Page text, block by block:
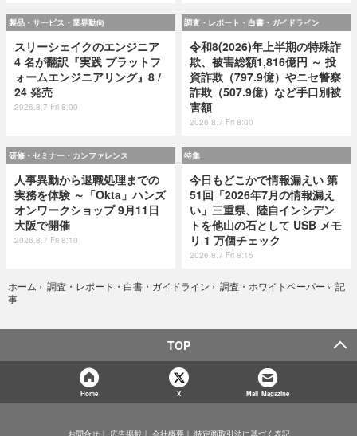
製品・サービス・業界動向
スリーシェイクのエンジニア
4 名が翻訳『実践 プラットフ
ォームエンジニアリング』8 /
24 発売
2026.8.7 Fri 8:00
調査・レポート・白書・ガイドライン
令和8(2026)年上半期の特殊詐
欺、被害総額1,816億円 ～ 投
資詐欺（797.9億）やニセ警察
詐欺（507.9億）など手口別被
害額
2026.8.7 Fri 8:00
研修・セミナー・カンファレンス
人事異動から退職処理までの
実務を体験 ～「Okta」ハンズ
オンワークショップ 9月11日
大阪で開催
2026.8.7 Fri 8:10
特集
今日もどこかで情報漏えい 第
51回「2026年7月の情報漏え
い」三重県、陸自インシデン
トを他山の石として USB メモ
リ 1 万個チェック
2026.8.7 Fri 8:15
ホーム › 調査・レポート・白書・ガイドライン › 調査・ホワイトペーパー › 記
事
TOP
Home X Mail Magazine